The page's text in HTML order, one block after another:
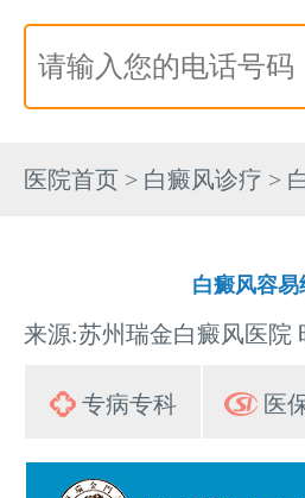
医院首页 > 白癜风诊疗 >
白癜风容
来源:苏州瑞金白癜风医院
专病专科 医